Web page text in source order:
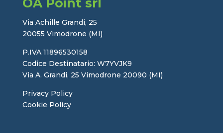
OA Point srl
Via Achille Grandi, 25
20055 Vimodrone (MI)
P.IVA 11896530158
Codice Destinatario: W7YVJK9
Via A. Grandi, 25 Vimodrone 20090 (MI)
Privacy Policy
Cookie Policy